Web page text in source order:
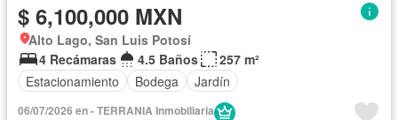
$ 6,100,000 MXN
Alto Lago, San Luis Potosí
4 Recámaras
4.5 Baños
257 m²
Estacionamiento
Bodega Jardín
06/07/2026 en - TERRANIA Inmobiliaria